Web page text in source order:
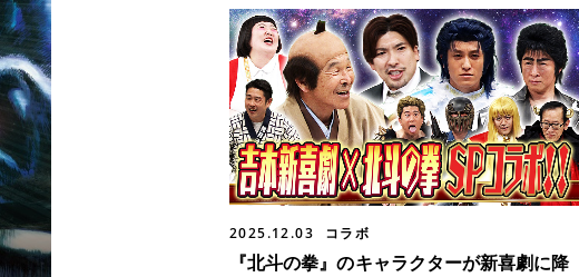
2025.12.03 コラボ
『北斗の拳』のキャラクターが新喜劇に降